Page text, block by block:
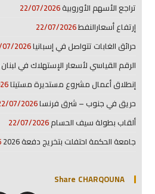
تراجع الأسهم الأوروبية22/07/2026
إرتفاع أسعارالنفط22/07/2026
حرائق الغابات تتواصل في إسبانيا2026
الرقم القياسي لأسعار الإستهلاك في لبنان
إنطلاق أعمال مشروع مستديرة مستيتا
حريق في جنوب – شرق فرنسا07/2026
ألقاب بطولة سيف الحسام22/07/2026
جامعة الحكمة احتفلت بتخريج دفعة 2026
Share CHARQOUNA